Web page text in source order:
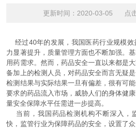
更新时间：2020-03-05 点
经过40年的发展，我国医药行业规模效
力显著提升，质量管理方面也不断加强。
用药需求。然而，药品安全一直以来都是
备加上的检测人员，对药品安全而言无疑
检测结果与实际结果一旦有偏差，很有可
要求的药品流入市场，威胁人们的身体健
量安全保障水平任需进一步提高。
当前，我国药品检测机构不断深入，
快，监管行业为保障药品的安全，设置了